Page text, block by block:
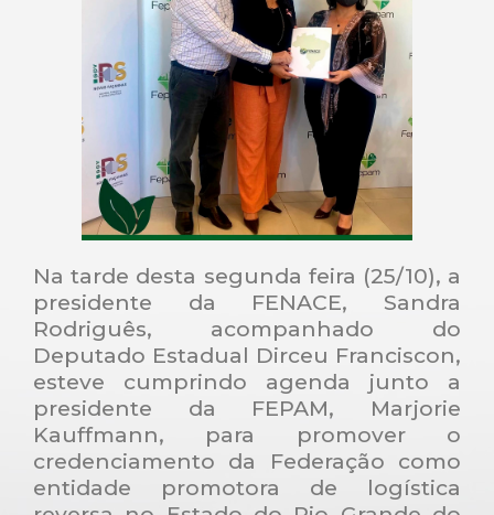
Na tarde desta segunda feira (25/10), a
presidente da FENACE, Sandra
Rodriguês, acompanhado do
Deputado Estadual Dirceu Franciscon,
esteve cumprindo agenda junto a
presidente da FEPAM, Marjorie
Kauffmann, para promover o
credenciamento da Federação como
entidade promotora de logística